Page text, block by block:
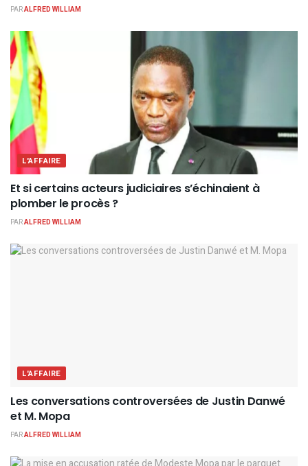
PARALFRED WILLIAM
L'AFFAIRE
Et si certains acteurs judiciaires s’échinaient à
plomber le procès ?
PARALFRED WILLIAM
L'AFFAIRE
Les conversations controversées de Justin Danwé
et M. Mopa
PARALFRED WILLIAM